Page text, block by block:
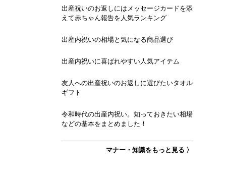
出産祝いのお返しにはメッセージカードを添
えて赤ちゃん報告を人気ランキング
出産内祝いの相場と気になる商品選び
出産内祝いに喜ばれやすい人気アイテム
友人への出産祝いのお返しに選びたいタオル
ギフト
令和時代の出産内祝い。知っておきたい相場
などの基本をまとめました！
マナー・知識をもっと見る 〉